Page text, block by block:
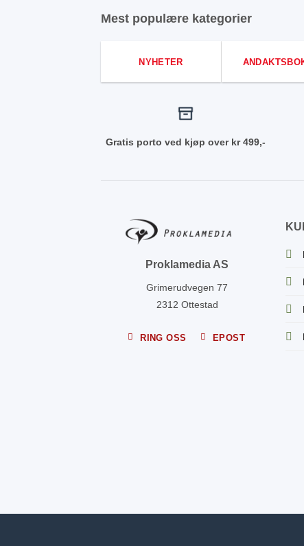
Mest populære kategorier
NYHETER
Gratis porto ved kjøp over kr 499,-
Proklamedia AS
Grimerudvegen 77
2312 Ottestad
RING OSS EPOST